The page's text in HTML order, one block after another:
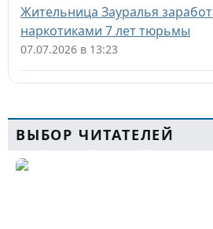
Жительница Зауралья
наркотиками 7 лет тюрьмы
07.07.2026 в 13:23
ВЫБОР ЧИТАТЕЛЕЙ